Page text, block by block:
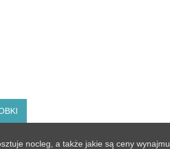
nocleg, a także jakie są ceny wynajmu